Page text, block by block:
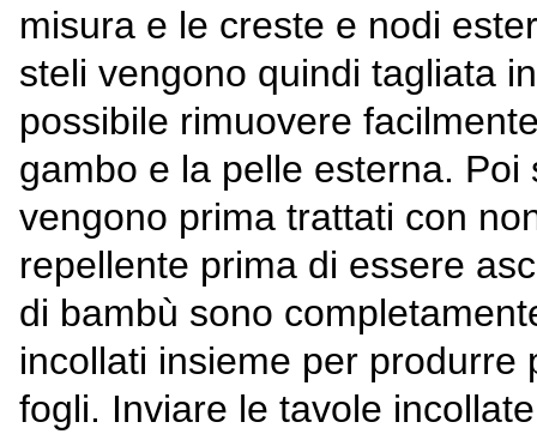
misura e le creste e nodi
steli vengono quindi tagliata
possibile rimuovere
gambo e la pelle esterna.
vengono prima trattati con
repellente prima di essere
di bambù sono
incollati insieme per produrre
fogli. Inviare le tavole